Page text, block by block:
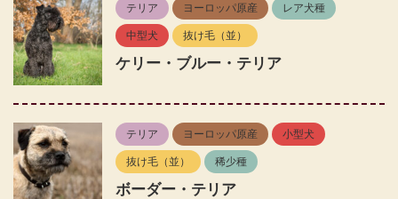
テリア ヨーロッパ原産 レア犬種
中型犬 抜け毛（並）
ケリー・ブルー・テリア
テリア ヨーロッパ原産 小型犬
抜け毛（並） 稀少種
ボーダー・テリア